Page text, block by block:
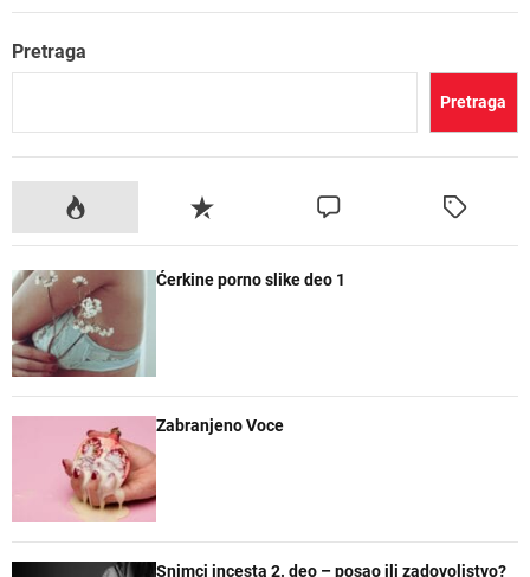
Pretraga
Pretraga
P
o
u
l
a
r
R
e
K
e
O
Ćerkine porno slike deo 1
Zabranjeno Voce
Snimci incesta 2. deo – posao ili zadovoljstvo?